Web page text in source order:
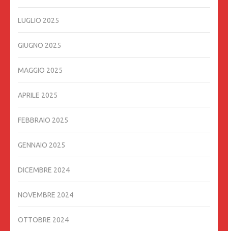
LUGLIO 2025
GIUGNO 2025
MAGGIO 2025
APRILE 2025
FEBBRAIO 2025
GENNAIO 2025
DICEMBRE 2024
NOVEMBRE 2024
OTTOBRE 2024